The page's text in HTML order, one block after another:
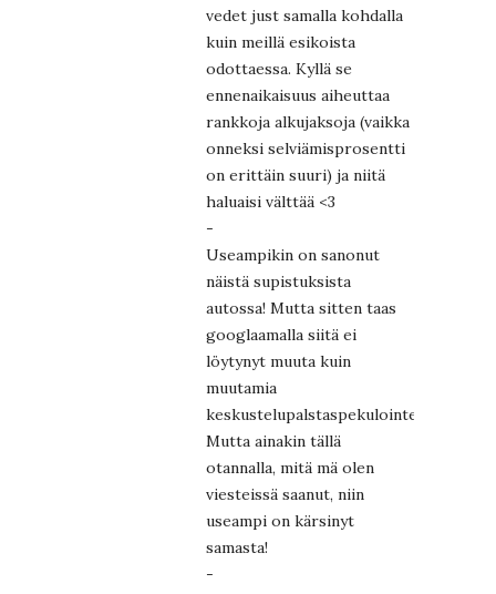
vedet just samalla kohdalla
kuin meillä esikoista
odottaessa. Kyllä se
ennenaikaisuus aiheuttaa
rankkoja alkujaksoja (vaikka
onneksi selviämisprosentti
on erittäin suuri) ja niitä
haluaisi välttää <3
-
Useampikin on sanonut
näistä supistuksista
autossa! Mutta sitten taas
googlaamalla siitä ei
löytynyt muuta kuin
muutamia
keskustelupalstaspekulointeja.
Mutta ainakin tällä
otannalla, mitä mä olen
viesteissä saanut, niin
useampi on kärsinyt
samasta!
-